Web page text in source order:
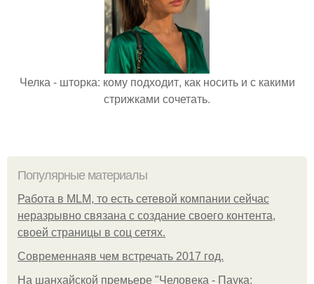
Челка - шторка: кому подходит, как носить и с какими
стрижками сочетать.
Популярные материалы
Работа в MLM, то есть сетевой компании сейчас
неразрывно связана с создание своего контента,
своей страницы в соц сетях.
Современнаяв чем встречать 2017 год.
На шанхайской премьере "Человека - Паука: